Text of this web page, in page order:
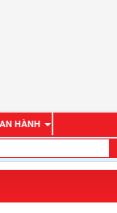
HÀNH